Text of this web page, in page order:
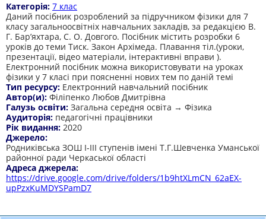
Категорія: 7 клас
Даний посібник розроблений за підручником фізики для 7
класу загальноосвітніх навчальних закладів, за редакцією В.
Г. Бар’яхтара, С. О. Довгого. Посібник містить розробки 6
уроків до теми Тиск. Закон Архімеда. Плавання тіл.(уроки,
презентації, відео матеріали, інтерактивні вправи ).
Електронний посібник можна використовувати на уроках
фізики у 7 класі при поясненні нових тем по даній темі
Тип ресурсу: Електронний навчальний посібник
Автор(и): Філіпенко Любов Дмитрівна
Галузь освіти: Загальна середня освіта → Фізика
Аудиторія: педагогічні працівники
Рік видання: 2020
Джерело:
Родниківська ЗОШ І-ІІІ ступенів імені Т.Г.Шевченка Уманської
районної ради Черкаської області
Адреса джерела:
https://drive.google.com/drive/folders/1b9htXLmCN_62aEX-
upPzxKuMDYSPamD7